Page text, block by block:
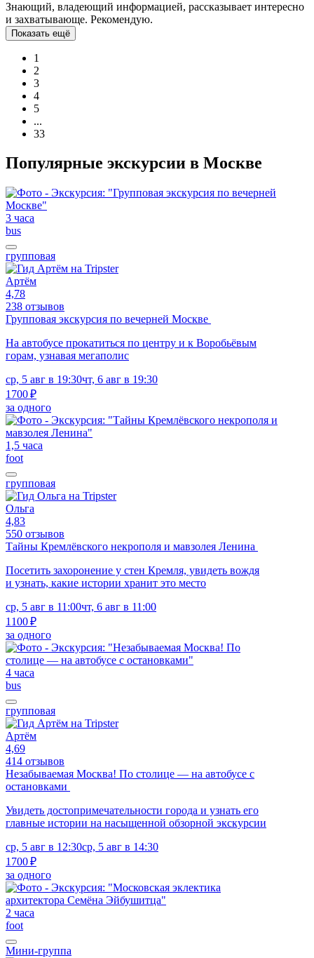
Знающий, владеющий информацией, рассказывает интересно
и захватывающе. Рекомендую.
Показать ещё
1
2
3
4
5
...
33
Популярные экскурсии в Москве
3 часа
bus
групповая
Артём
4,78
238 отзывов
Групповая экскурсия по вечерней Москве
На автобусе прокатиться по центру и к Воробьёвым
горам, узнавая мегаполис
ср, 5 авг в 19:30чт, 6 авг в 19:30
1700 ₽
за одного
1,5 часа
foot
групповая
Ольга
4,83
550 отзывов
Тайны Кремлёвского некрополя и мавзолея Ленина
Посетить захоронение у стен Кремля, увидеть вождя
и узнать, какие истории хранит это место
ср, 5 авг в 11:00чт, 6 авг в 11:00
1100 ₽
за одного
4 часа
bus
групповая
Артём
4,69
414 отзывов
Незабываемая Москва! По столице — на автобусе с
остановками
Увидеть достопримечательности города и узнать его
главные истории на насыщенной обзорной экскурсии
ср, 5 авг в 12:30ср, 5 авг в 14:30
1700 ₽
за одного
2 часа
foot
Мини-группа